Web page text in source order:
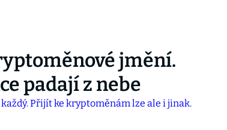
jmění.
padají z nebe